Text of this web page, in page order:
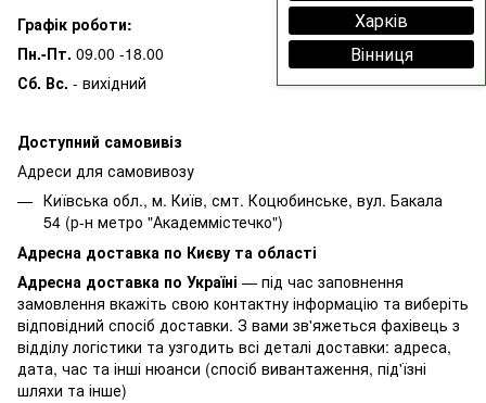
Харків
Вінниця
Графік роботи:
Пн.-Пт. 09.00 -18.00
Сб. Вс. - вихідний
Доступний самовивіз
Адреси для самовивозу
Київська обл., м. Київ, смт. Коцюбинське, вул. Бакала
54 (р-н метро "Академмістечко")
Адресна доставка по Києву та області
Адресна доставка по Україні — під час заповнення
замовлення вкажіть свою контактну інформацію та виберіть
відповідний спосіб доставки. З вами зв'яжеться фахівець з
відділу логістики та узгодить всі деталі доставки: адреса,
дата, час та інші нюанси (спосіб вивантаження, під'їзні
шляхи та інше)